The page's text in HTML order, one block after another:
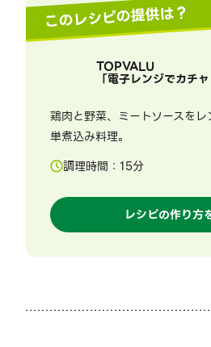
このレシピの提供は？
TOPVALU
「電子レンジでカチ
鶏肉と野菜、ミートソースを
単煮込み料理。
調理時間： 15分
レシピの作り方